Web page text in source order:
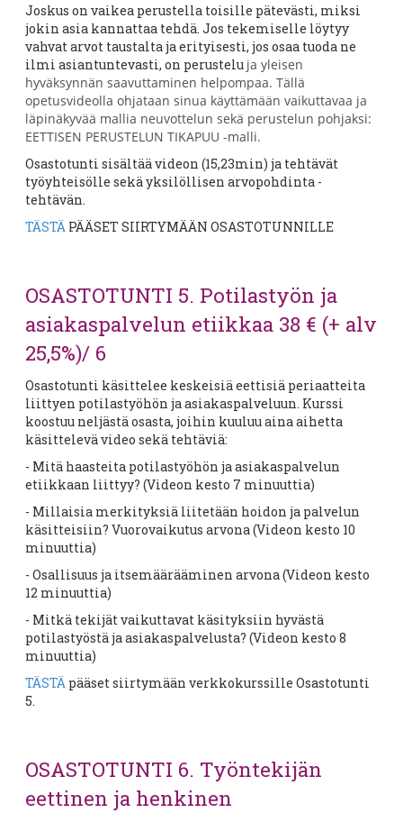
Joskus on vaikea perustella toisille pätevästi, miksi
jokin asia kannattaa tehdä. Jos tekemiselle löytyy
vahvat arvot taustalta ja erityisesti, jos osaa tuoda ne
ilmi asiantuntevasti, on perustelu ja yleisen
hyväksynnän saavuttaminen helpompaa. Tällä
opetusvideolla ohjataan sinua käyttämään vaikuttavaa ja
läpinäkyvää mallia neuvottelun sekä perustelun pohjaksi:
EETTISEN PERUSTELUN TIKAPUU -malli.
Osastotunti sisältää videon (15,23min) ja tehtävät
työyhteisölle sekä yksilöllisen arvopohdinta -
tehtävän.
TÄSTÄ PÄÄSET SIIRTYMÄÄN OSASTOTUNNILLE
OSASTOTUNTI 5. Potilastyön ja
asiakaspalvelun etiikkaa 38 € (+ alv
25,5%)/ 6
Osastotunti käsittelee keskeisiä eettisiä periaatteita
liittyen potilastyöhön ja asiakaspalveluun. Kurssi
koostuu neljästä osasta, joihin kuuluu aina aihetta
käsittelevä video sekä tehtäviä:
- Mitä haasteita potilastyöhön ja asiakaspalvelun
etiikkaan liittyy? (Videon kesto 7 minuuttia)
- Millaisia merkityksiä liitetään hoidon ja palvelun
käsitteisiin? Vuorovaikutus arvona (Videon kesto 10
minuuttia)
- Osallisuus ja itsemäärääminen arvona (Videon kesto
12 minuuttia)
- Mitkä tekijät vaikuttavat käsityksiin hyvästä
potilastyöstä ja asiakaspalvelusta? (Videon kesto 8
minuuttia)
TÄSTÄ pääset siirtymään verkkokurssille Osastotunti
5.
OSASTOTUNTI 6. Työntekijän
eettinen ja henkinen